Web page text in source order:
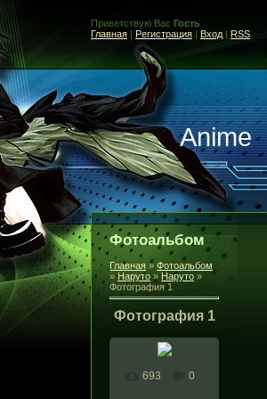
Приветствую Вас Гость
Главная | Регистрация | Вход | RSS
Anime
Фотоальбом
Главная » Фотоальбом
»Наруто » Наруто »
Фотография 1
Фотография 1
693 0